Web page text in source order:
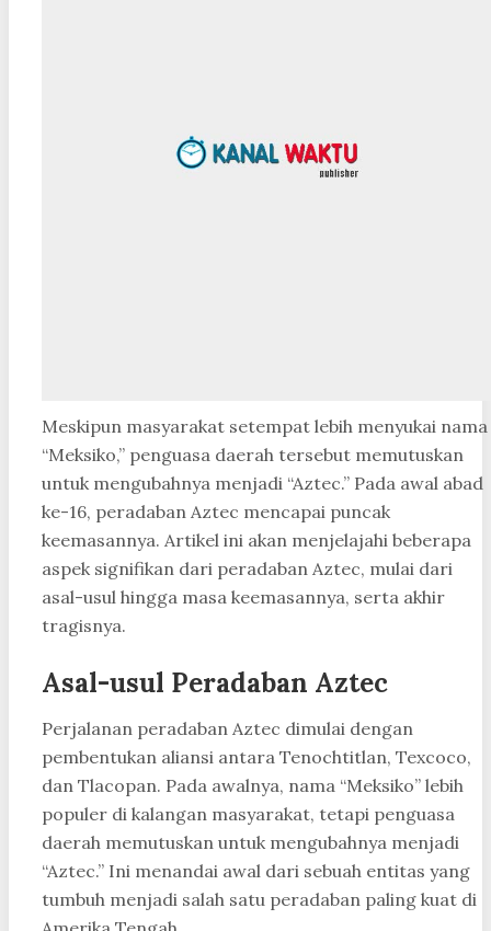
Meskipun masyarakat setempat lebih menyukai nama
“Meksiko,” penguasa daerah tersebut memutuskan
untuk mengubahnya menjadi “Aztec.” Pada awal abad
ke-16, peradaban Aztec mencapai puncak
keemasannya. Artikel ini akan menjelajahi beberapa
aspek signifikan dari peradaban Aztec, mulai dari
asal-usul hingga masa keemasannya, serta akhir
tragisnya.
Asal-usul Peradaban Aztec
Perjalanan peradaban Aztec dimulai dengan
pembentukan aliansi antara Tenochtitlan, Texcoco,
dan Tlacopan. Pada awalnya, nama “Meksiko” lebih
populer di kalangan masyarakat, tetapi penguasa
daerah memutuskan untuk mengubahnya menjadi
“Aztec.” Ini menandai awal dari sebuah entitas yang
tumbuh menjadi salah satu peradaban paling kuat di